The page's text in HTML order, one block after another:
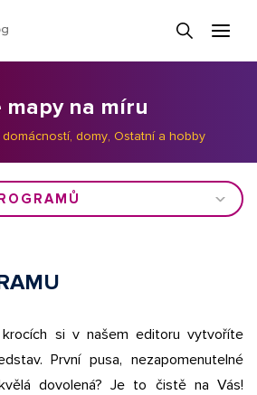
mapy na míru
domy, Ostatní a hobby
si v našem editoru vytvoříte
První pusa, nezapomenutelné
dovolená? Je to čistě na Vás!